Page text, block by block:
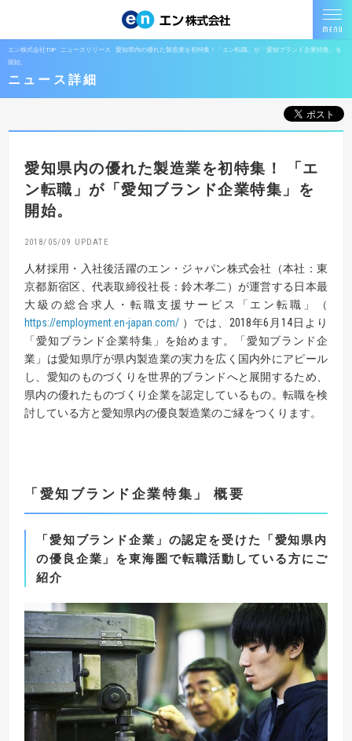
エン株式会社TOP ニュースリリース
愛知県内の優れた製造業を初特集！「エン転職」が「愛知ブランド企業特集」を
開始。
ニュース詳細
愛知県内の優れた製造業を初特集！
「エ
ン転職」が「愛知ブランド企業特集」を
開始。
2018/05/09
人材採用・入社後活躍のエン・ジャパン株式会社（本社：東
京都新宿区、代表取締役社長：鈴木孝二）が運営する日本最
大級の総合求人・転職支援サービス「エン転職」（
https://employment.en-japan.com/ ）では、2018年6月14日より
「愛知ブランド企業特集」を始めます。「愛知ブランド企
業」は愛知県庁が県内製造業の実力を広く国内外にアピール
し、愛知のものづくりを世界的ブランドへと展開するため、
県内の優れたものづくり企業を認定しているもの。転職を検
討している方と愛知県内の優良製造業のご縁をつくります。
「愛知ブランド企業特集」 概要
「愛知ブランド企業」の認定を受けた「愛知県内
の優良企業」を東海圏で転職活動している方にご
紹介